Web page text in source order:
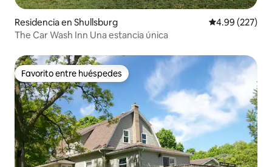
Residencia en Shullsburg Calificación
4.99 (227)
The Car Wash Inn Una estancia única
Favorito entre huéspedes
Favorito entre huéspedes